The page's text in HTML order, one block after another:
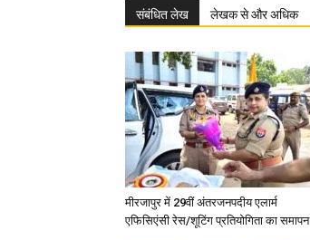
संबंधित लेख लेखक से और अधिक
मीरजापुर में 29वीं अंतरजनपदीय एलार्म
एफिसिएंसी रेस/शूटिंग प्रतियोगिता का समापन